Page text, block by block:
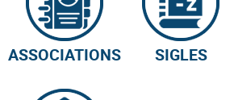
ASSOCIATIONS SIGLES